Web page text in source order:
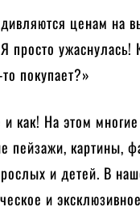
ценам на
просто ужаснулась!
покупает?»
как! На этом
пейзажи, картины,
и детей. В
и